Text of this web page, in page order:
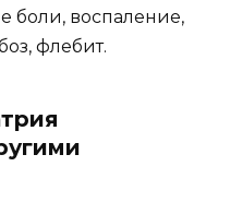
боли, воспаление,
флебит.